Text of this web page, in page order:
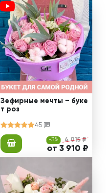
Зефирные мечты – буке
т роз
45
-3% 4 015 ₽
от 3 910 ₽